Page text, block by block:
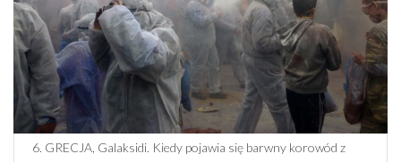
6. GRECJA, Galaksidi. Kiedy pojawia się barwny korowód z